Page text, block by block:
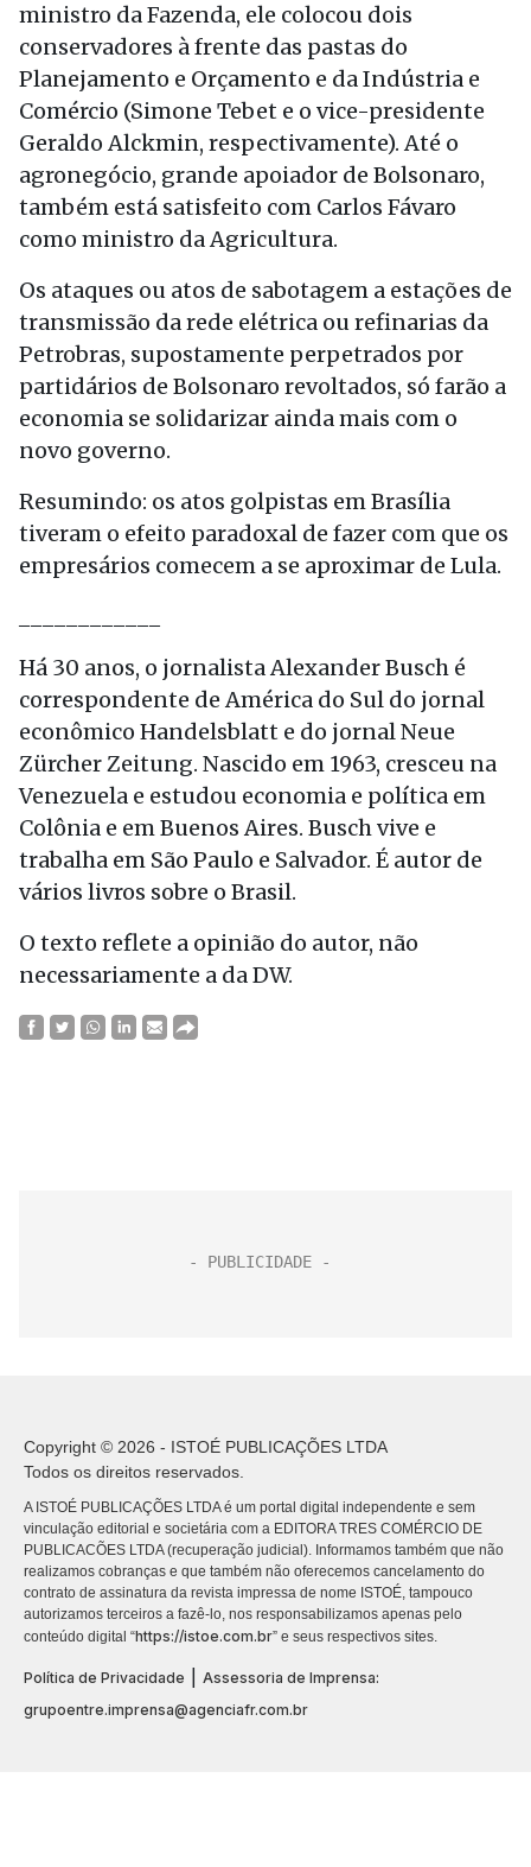
ministro da Fazenda, ele colocou dois
conservadores à frente das pastas do
Planejamento e Orçamento e da Indústria e
Comércio (Simone Tebet e o vice-presidente
Geraldo Alckmin, respectivamente). Até o
agronegócio, grande apoiador de Bolsonaro,
também está satisfeito com Carlos Fávaro
como ministro da Agricultura.
Os ataques ou atos de sabotagem a estações de
transmissão da rede elétrica ou refinarias da
Petrobras, supostamente perpetrados por
partidários de Bolsonaro revoltados, só farão a
economia se solidarizar ainda mais com o
novo governo.
Resumindo: os atos golpistas em Brasília
tiveram o efeito paradoxal de fazer com que os
empresários comecem a se aproximar de Lula.
Há 30 anos, o jornalista Alexander Busch é
correspondente de América do Sul do jornal
econômico Handelsblatt e do jornal Neue
Zürcher Zeitung. Nascido em 1963, cresceu na
Venezuela e estudou economia e política em
Colônia e em Buenos Aires. Busch vive e
trabalha em São Paulo e Salvador. É autor de
vários livros sobre o Brasil.
O texto reflete a opinião do autor, não
necessariamente a da DW.
Copyright © 2026 - ISTOÉ PUBLICAÇÕES LTDA
Todos os direitos reservados.
A ISTOÉ PUBLICAÇÕES LTDA é um portal digital independente e sem
vinculação editorial e societária com a EDITORA TRES COMÉRCIO DE
PUBLICACÕES LTDA (recuperação judicial). Informamos também que não
realizamos cobranças e que também não oferecemos cancelamento do
contrato de assinatura da revista impressa de nome ISTOÉ, tampouco
autorizamos terceiros a fazê-lo, nos responsabilizamos apenas pelo
conteúdo digital “https://istoe.com.br” e seus respectivos sites.
Política de Privacidade
Assessoria de Imprensa:
grupoentre.imprensa@agenciafr.com.br